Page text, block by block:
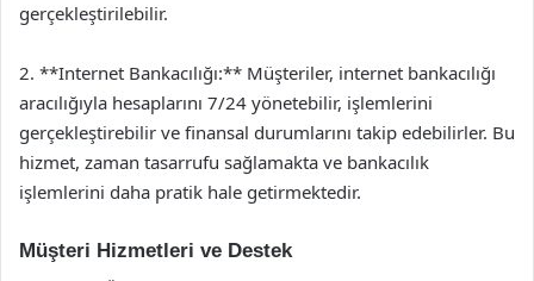
gerçekleştirilebilir.
2. **Internet Bankacılığı:** Müşteriler, internet bankacılığı
aracılığıyla hesaplarını 7/24 yönetebilir, işlemlerini
gerçekleştirebilir ve finansal durumlarını takip edebilirler. Bu
hizmet, zaman tasarrufu sağlamakta ve bankacılık
işlemlerini daha pratik hale getirmektedir.
Müşteri Hizmetleri ve Destek